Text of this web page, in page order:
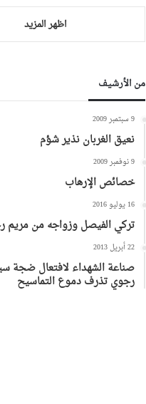
اظهر المزيد
من الأرشيف
9 سبتمبر 2009
نعيق الغربان نذير شؤم
9 نوفمبر 2009
خصائص الإرهاب
16 يوليو 2016
تركي الفيصل وزواجه من مريم
22 أبريل 2013
صناعة الشهداء لافتعال ضجة
رجوي تذرف دموع التماسيح